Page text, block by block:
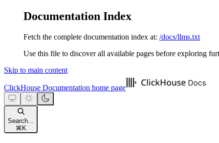
Documentation Index
Fetch the complete documentation index at: /docs/llms.txt
Use this file to discover all available pages before exploring
Skip to main content
ClickHouse Documentation home page
Search...
⌘ K